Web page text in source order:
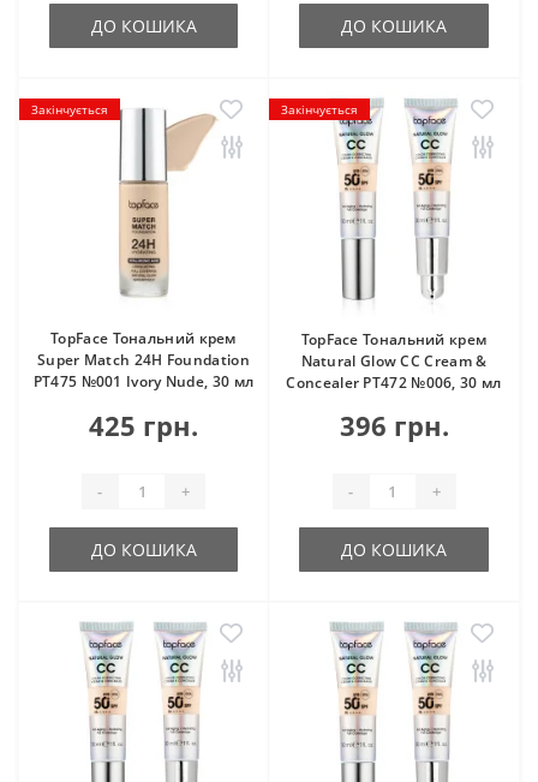
ДО КОШИКА ДО КОШИКА
Закінчується
TopFace Тональний крем
Super Match 24H Foundation
PT475 №001 Ivory Nude, 30 мл
425 грн.
- +
ДО КОШИКА
Закінчується
TopFace Тональний крем
Natural Glow CC Cream &
Concealer PT472 №006, 30 мл
396 грн.
- +
ДО КОШИКА